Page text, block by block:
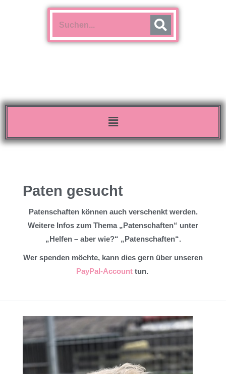
Menü
Paten gesucht
Patenschaften können auch verschenkt werden.
Weitere Infos zum Thema „Patenschaften“ unter
„Helfen – aber wie?“ „Patenschaften“.
Wer spenden möchte, kann dies gern über unseren
PayPal-Accounttun.
Rüde
Zottel